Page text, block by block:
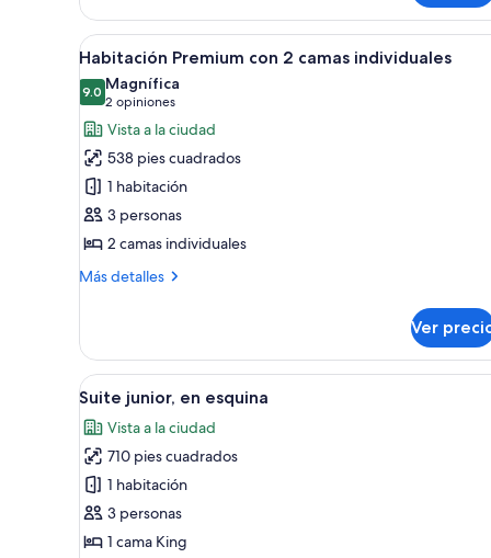
King
size
Abrir
todas
las
fotos
de
Habitación
Premium
con
2
camas
Habitación de hotel con dos
7
Habitación Premium con 2 camas individuales
9.09.0 de 10
Magnífica
2 opiniones
(2
opiniones)
Vista a la ciudad
538 pies cuadrados
1 habitación
3 personas
2 camas individuales
Más detalles
Más
Premium
con
2
individuales
Ver
Abrir
todas
las
fotos
de
Suite
junior,
Ropa de cama de alta calidad
11
Suite junior, en esquina
Vista a la ciudad
710 pies cuadrados
1 habitación
3 personas
1 cama King